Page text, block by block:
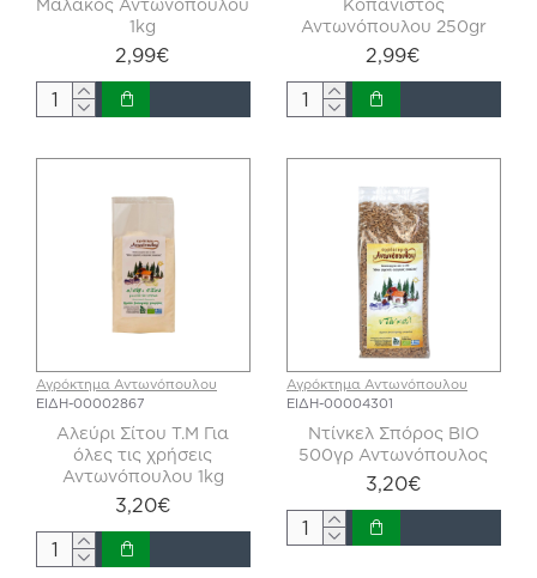
1kg
2,99€
Αντωνόπουλου 250gr
2,99€
Αγρόκτημα Αντωνόπουλου
ΕΙΔΗ-00002867
Αλεύρι Σίτου Τ.Μ Για
όλες τις χρήσεις
Αντωνόπουλου 1kg
3,20€
Αγρόκτημα Αντωνόπουλου
ΕΙΔΗ-00004301
Ντίνκελ Σπόρος ΒΙΟ
500γρ Αντωνόπουλος
3,20€